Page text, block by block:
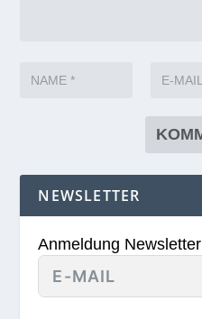
NEWSLETTER
Anmeldung Newsletter